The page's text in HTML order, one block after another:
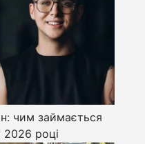
чим займається
році